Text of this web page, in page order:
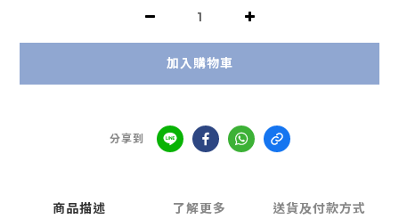
加入購物車
分享到
商品描述 了解更多 送貨及付款方式